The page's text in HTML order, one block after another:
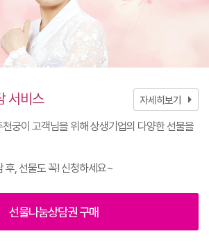
서비스 자세히보기 arrow_right
궁이 고객님을 위해 상생기업의 다양한 선물을
후, 선물도 꼭! 신청하세요~
선물나눔상담권 구매